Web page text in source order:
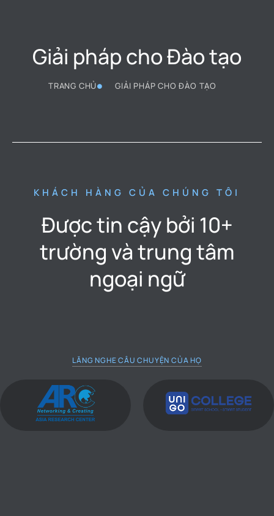
Giải pháp cho Đào tạo
TRANG CHỦ GIẢI PHÁP CHO ĐÀO TẠO
KHÁCH HÀNG CỦA CHÚNG TÔI
Được tin cậy bởi 10+
trường và trung tâm
ngoại ngữ
LĂNG NGHE CÂU CHUYỆN CỦA HỌ